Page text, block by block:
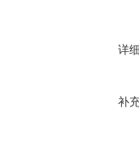
详
补